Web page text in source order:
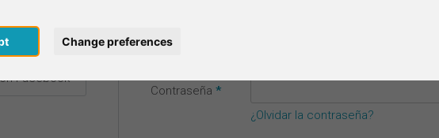
Change preferences
Google
Facebook
electrónico
Contraseña *
¿Olvidar la contraseña?